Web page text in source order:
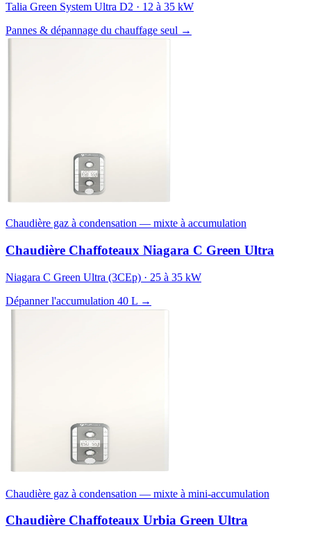
Talia Green System Ultra D2 · 12 à 35 kW
Pannes & dépannage du chauffage seul →
Chaudière gaz à condensation — mixte à accumulation
Chaudière Chaffoteaux Niagara C Green Ultra
Niagara C Green Ultra (3CEp) · 25 à 35 kW
Dépanner l'accumulation 40 L →
Chaudière gaz à condensation — mixte à mini-accumulation
Chaudière Chaffoteaux Urbia Green Ultra